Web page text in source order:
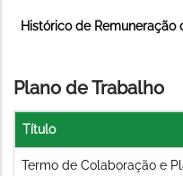
Histórico de Remuneração
Plano de Trabalho
Título
Termo de Colaboração e